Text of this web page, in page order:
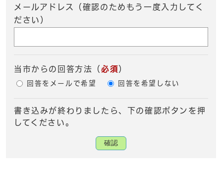
メールアドレス（確認のためもう一度入力してく
ださい）
当市からの回答方法 （ 必須）
回答をメールで希望 回答を希望しない
書き込みが終わりましたら、下の確認ボタンを押
してください。
確認